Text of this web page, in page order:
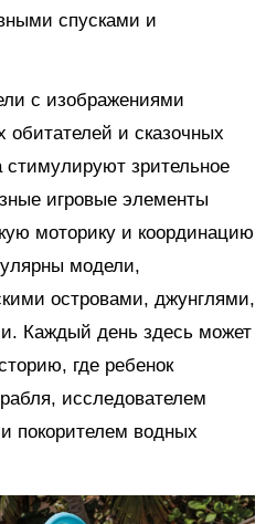
спусками и
с изображениями
обитателей и сказочных
стимулируют зрительное
игровые элементы
моторику и координацию
модели,
островами, джунглями,
Каждый день здесь может
где ребенок
исследователем
покорителем водных